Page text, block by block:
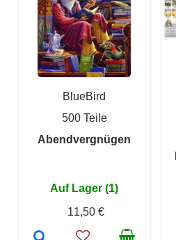
BlueBird
500 Teile
Abendvergnügen
Auf Lager (1)
11,50 €